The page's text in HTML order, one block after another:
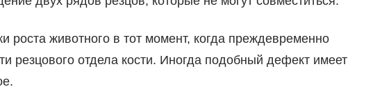
роста животного в тот момент, когда преждевременно
резцового отдела кости. Иногда подобный дефект имеет